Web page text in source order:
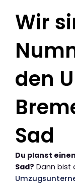
Wir
den
Sad
Du planst
Sad? Dann bist